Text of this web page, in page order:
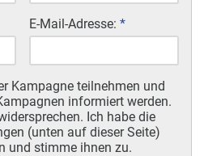
E-Mail-Adresse: *
Kampagne teilnehmen und
informiert werden.
Ich habe die
(unten auf dieser Seite)
und stimme ihnen zu.